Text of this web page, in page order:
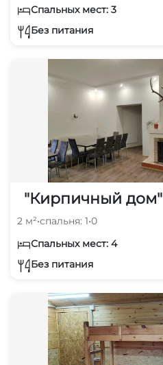
Спальных мест: 3
Без питания
"Кирпичный дом"
2 м²•спальня: 1•0
Спальных мест: 4
Без питания